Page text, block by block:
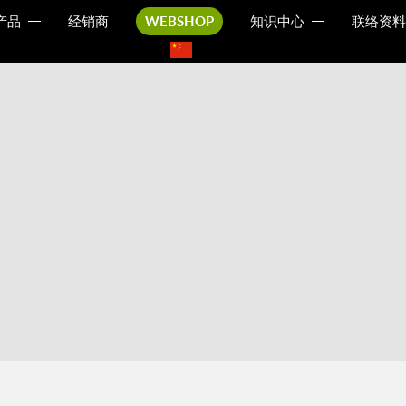
品 经销商 WEBSHOP 知识中心 联络资料